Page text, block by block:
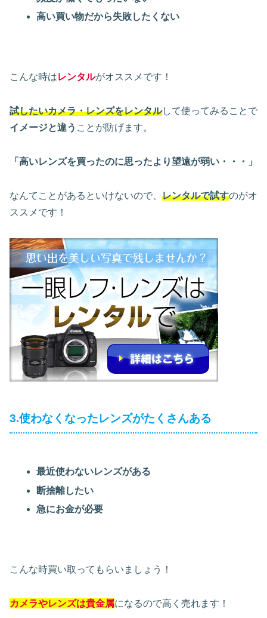
高い買い物だから失敗したくない
こんな時はレンタルがオススメです！
試したいカメラ・レンズをレンタルして使ってみることで
イメージと違う ことが防げます。
「高いレンズを買ったのに思ったより望遠が弱い・・・」
なんてことがあるといけないので、 レンタルで試すのがオ
ススメです！
3.使わなくなったレンズがたくさんある
最近使わないレンズがある
断捨離したい
急にお金が必要
こんな時買い取ってもらいましょう！
カメラやレンズは貴金属になるので高く売れます！